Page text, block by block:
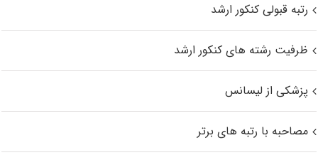
رتبه قبولی کنکور ارشد
ظرفیت رشته های کنکور ارشد
پزشکی از لیسانس
مصاحبه با رتبه های برتر